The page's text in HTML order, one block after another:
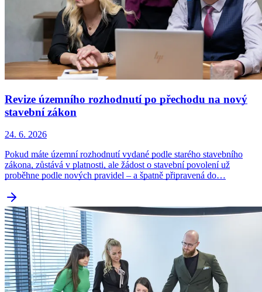
Revize územního rozhodnutí po přechodu na nový
stavební zákon
24. 6. 2026
Pokud máte územní rozhodnutí vydané podle starého stavebního
zákona, zůstává v platnosti, ale žádost o stavební povolení už
proběhne podle nových pravidel – a špatně připravená do…